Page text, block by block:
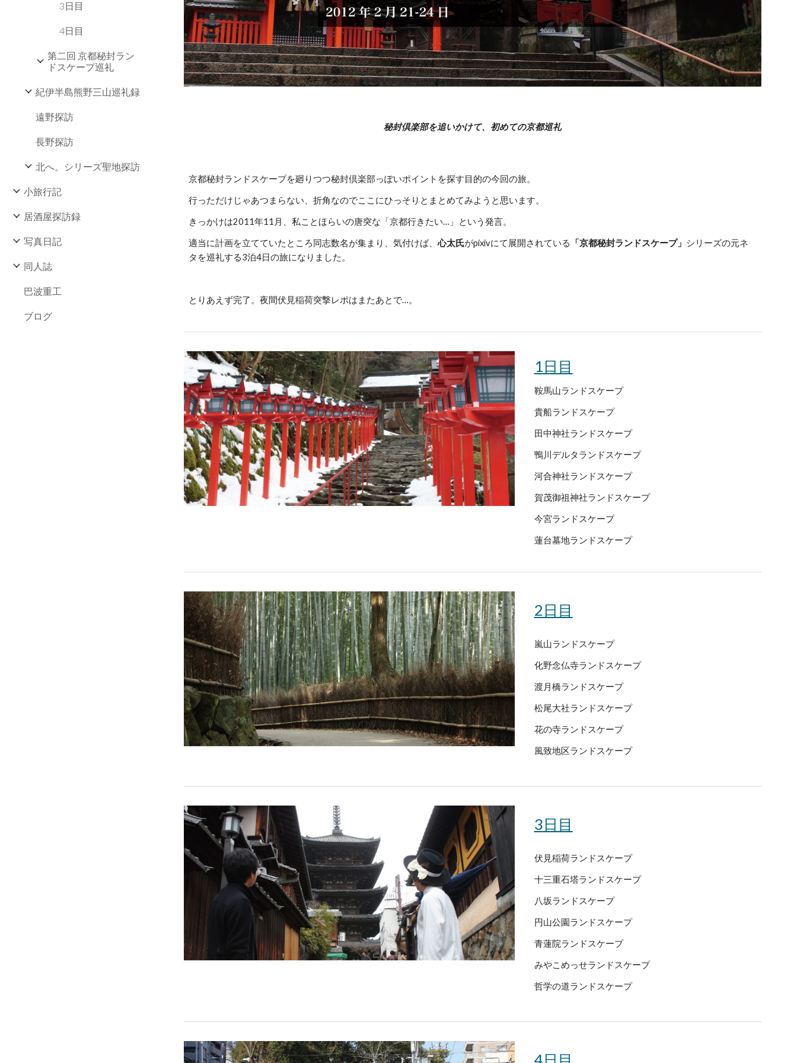
3日目
4日目
第二回 京都秘封ラン
ドスケープ巡礼
紀伊半島熊野三山巡礼録
遠野探訪
長野探訪
北へ。シリーズ聖地探訪
小旅行記
居酒屋探訪録
写真日記
同人誌
巴波重工
ブログ
秘封倶楽部を追いかけて、初めての京都巡礼
京都秘封ランドスケープを廻りつつ秘封倶楽部っぽいポイントを探す目的の今回の旅。
行っただけじゃあつまらない、折角なのでここにひっそりとまとめてみようと思います。
きっかけは2011年11月、私ことほらいの唐突な「京都行きたい…」という発言。
適当に計画を立てていたところ同志数名が集まり、気付けば、心太氏がpixivにて展開されている 「京都秘封ランドスケープ」 シリーズの元ネ
タを巡礼する3泊4日の旅になりました。
とりあえず完了。夜間伏見稲荷突撃レポはまたあとで…。
1日目
鞍馬山ランドスケープ
貴船ランドスケープ
田中神社ランドスケープ
鴨川デルタランドスケープ
河合神社ランドスケープ
賀茂御祖神社ランドスケープ
今宮ランドスケープ
蓮台墓地ランドスケープ
2日目
嵐山ランドスケープ
化野念仏寺ランドスケープ
渡月橋ランドスケープ
松尾大社ランドスケープ
花の寺ランドスケープ
風致地区ランドスケープ
3日目
伏見稲荷ランドスケープ
十三重石塔ランドスケープ
八坂ランドスケープ
円山公園ランドスケープ
青蓮院ランドスケープ
みやこめっせランドスケープ
哲学の道ランドスケープ
4日目